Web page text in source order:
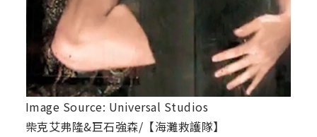
Image Source: Universal Studios
柴克艾弗隆&巨石強森/【海灘救護隊】